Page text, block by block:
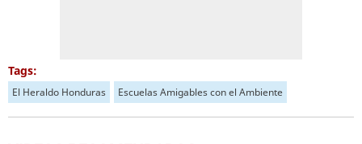
Tags:
El Heraldo Honduras Escuelas Amigables con el Ambiente